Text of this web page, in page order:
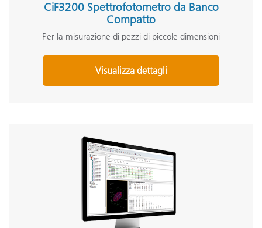
CiF3200 Spettrofotometro da Banco
Compatto
Per la misurazione di pezzi di piccole dimensioni
Visualizza dettagli